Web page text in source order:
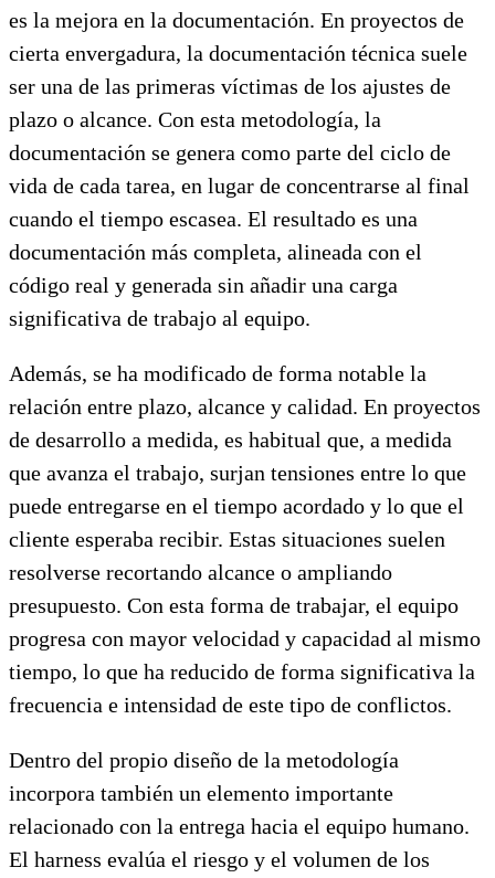
es la mejora en la documentación. En proyectos de
cierta envergadura, la documentación técnica suele
ser una de las primeras víctimas de los ajustes de
plazo o alcance. Con esta metodología, la
documentación se genera como parte del ciclo de
vida de cada tarea, en lugar de concentrarse al final
cuando el tiempo escasea. El resultado es una
documentación más completa, alineada con el
código real y generada sin añadir una carga
significativa de trabajo al equipo.
Además, se ha modificado de forma notable la
relación entre plazo, alcance y calidad. En proyectos
de desarrollo a medida, es habitual que, a medida
que avanza el trabajo, surjan tensiones entre lo que
puede entregarse en el tiempo acordado y lo que el
cliente esperaba recibir. Estas situaciones suelen
resolverse recortando alcance o ampliando
presupuesto. Con esta forma de trabajar, el equipo
progresa con mayor velocidad y capacidad al mismo
tiempo, lo que ha reducido de forma significativa la
frecuencia e intensidad de este tipo de conflictos.
Dentro del propio diseño de la metodología
incorpora también un elemento importante
relacionado con la entrega hacia el equipo humano.
El harness evalúa el riesgo y el volumen de los